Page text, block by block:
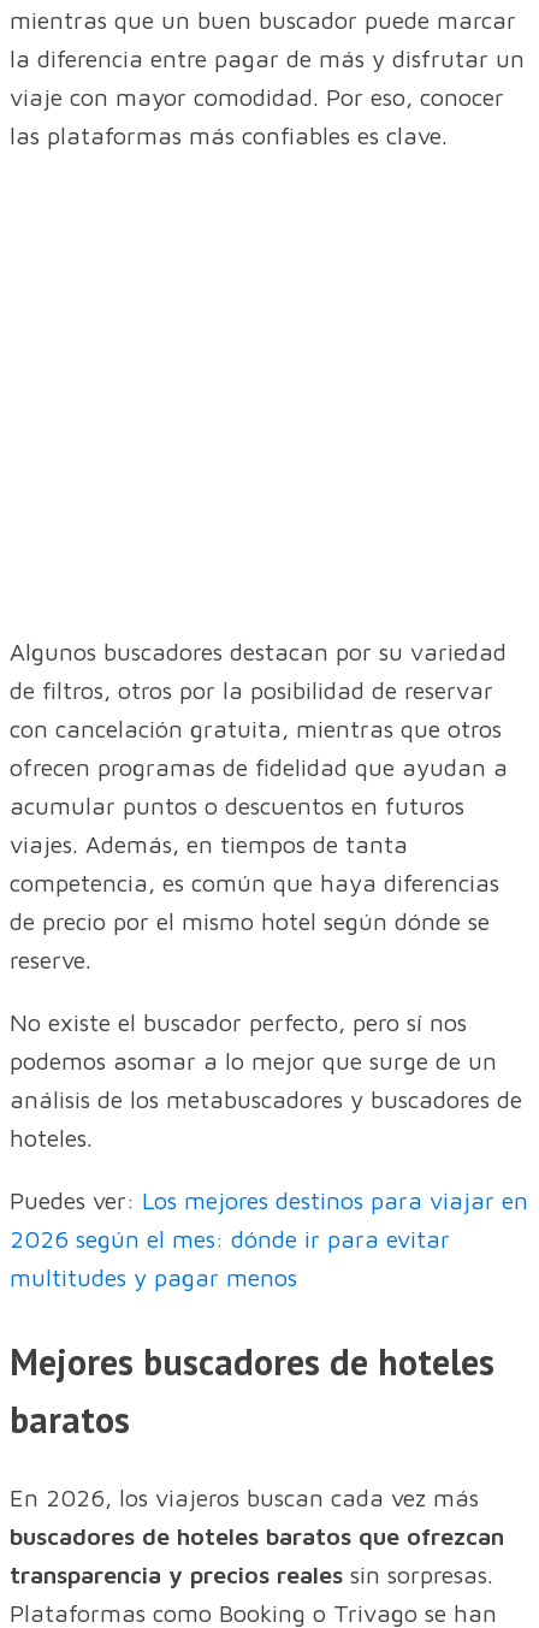
mientras que un buen buscador puede marcar
la diferencia entre pagar de más y disfrutar un
viaje con mayor comodidad. Por eso, conocer
las plataformas más confiables es clave.
Algunos buscadores destacan por su variedad
de filtros, otros por la posibilidad de reservar
con cancelación gratuita, mientras que otros
ofrecen programas de fidelidad que ayudan a
acumular puntos o descuentos en futuros
viajes. Además, en tiempos de tanta
competencia, es común que haya diferencias
de precio por el mismo hotel según dónde se
reserve.
No existe el buscador perfecto, pero sí nos
podemos asomar a lo mejor que surge de un
análisis de los metabuscadores y buscadores de
hoteles.
Puedes ver: Los mejores destinos para viajar en
2026 según el mes: dónde ir para evitar
multitudes y pagar menos
Mejores buscadores de hoteles
baratos
En 2026, los viajeros buscan cada vez más
buscadores de hoteles baratos que ofrezcan
transparencia y precios reales sin sorpresas.
Plataformas como Booking o Trivago se han